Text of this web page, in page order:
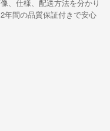
、仕様、配送方法を分かり
年間の品質保証付きで安心